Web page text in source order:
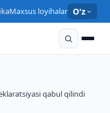
Maxsus loyihalar O'z
qabul qilindi